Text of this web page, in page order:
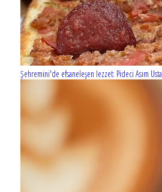
Şehremini'de efsaneleşen lezzet: Pideci Asım Usta